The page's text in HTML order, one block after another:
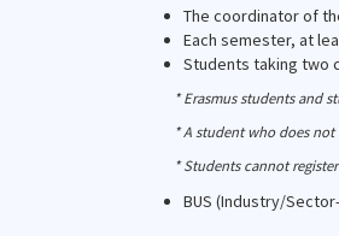
The coordinator of
Each semester, at
Students taking two
* Erasmus students and
* A student who does not
* Students cannot
BUS (Industry/